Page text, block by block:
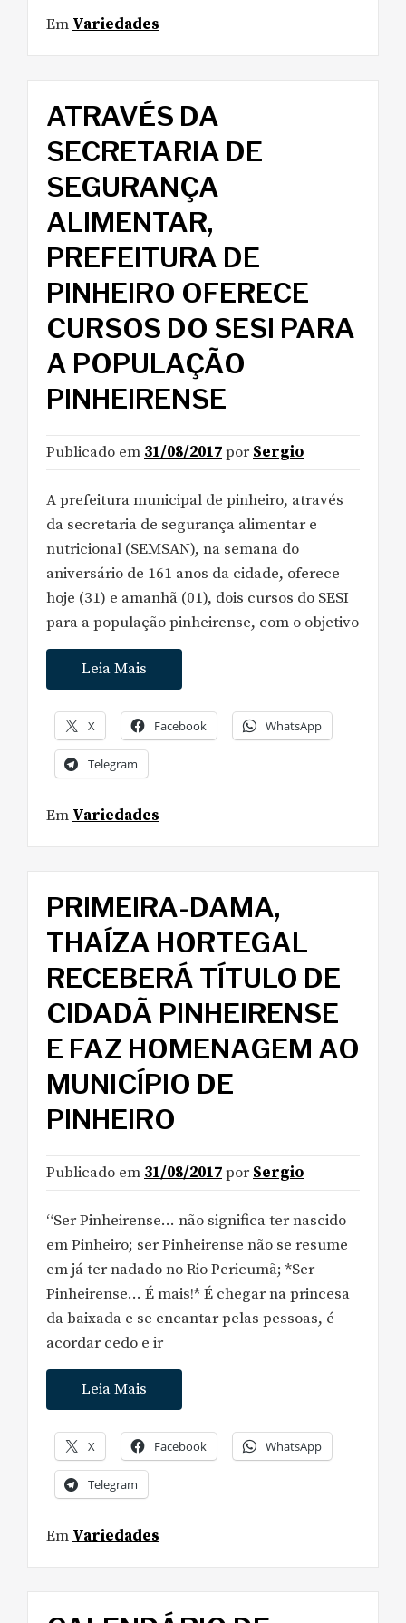
EmVariedades
ATRAVÉS DA
SECRETARIA DE
SEGURANÇA
ALIMENTAR,
PREFEITURA DE
PINHEIRO OFERECE
CURSOS DO SESI PARA
A POPULAÇÃO
PINHEIRENSE
Publicado em 31/08/2017por Sergio
A prefeitura municipal de pinheiro, através
da secretaria de segurança alimentar e
nutricional (SEMSAN), na semana do
aniversário de 161 anos da cidade, oferece
hoje (31) e amanhã (01), dois cursos do SESI
para a população pinheirense, com o objetivo
Leia Mais
X Facebook WhatsApp
Telegram
EmVariedades
PRIMEIRA-DAMA,
THAÍZA HORTEGAL
RECEBERÁ TÍTULO DE
CIDADÃ PINHEIRENSE
E FAZ HOMENAGEM AO
MUNICÍPIO DE
PINHEIRO
Publicado em 31/08/2017por Sergio
“Ser Pinheirense… não significa ter nascido
em Pinheiro; ser Pinheirense não se resume
em já ter nadado no Rio Pericumã; *Ser
Pinheirense… É mais!* É chegar na princesa
da baixada e se encantar pelas pessoas, é
acordar cedo e ir
Leia Mais
X Facebook WhatsApp
Telegram
EmVariedades